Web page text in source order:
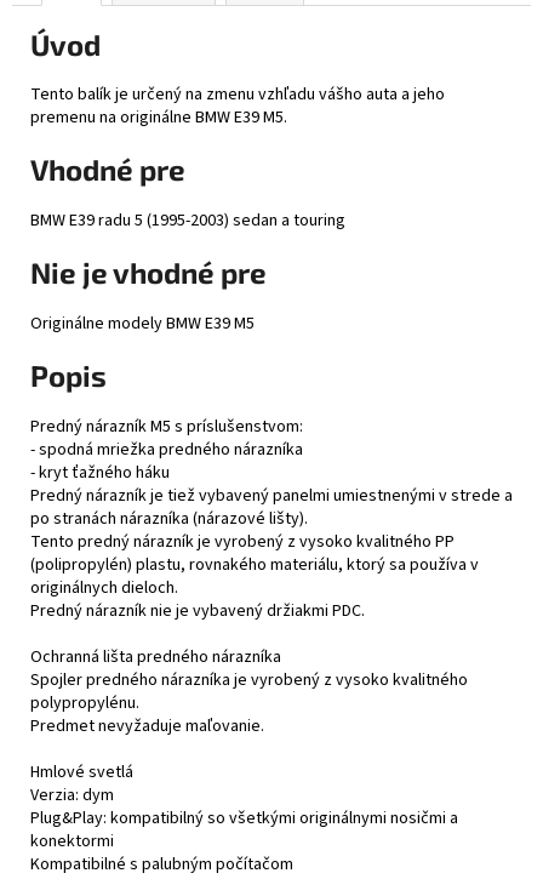
Úvod
Tento balík je určený na zmenu vzhľadu vášho auta a jeho
premenu na originálne BMW E39 M5.
Vhodné pre
BMW E39 radu 5 (1995-2003) sedan a touring
Nie je vhodné pre
Originálne modely BMW E39 M5
Popis
Predný nárazník M5 s príslušenstvom:
- spodná mriežka predného nárazníka
- kryt ťažného háku
Predný nárazník je tiež vybavený panelmi umiestnenými v strede a
po stranách nárazníka (nárazové lišty).
Tento predný nárazník je vyrobený z vysoko kvalitného PP
(polipropylén) plastu, rovnakého materiálu, ktorý sa používa v
originálnych dieloch.
Predný nárazník nie je vybavený držiakmi PDC.
Ochranná lišta predného nárazníka
Spojler predného nárazníka je vyrobený z vysoko kvalitného
polypropylénu.
Predmet nevyžaduje maľovanie.
Hmlové svetlá
Verzia: dym
Plug&Play: kompatibilný so všetkými originálnymi nosičmi a
konektormi
Kompatibilné s palubným počítačom